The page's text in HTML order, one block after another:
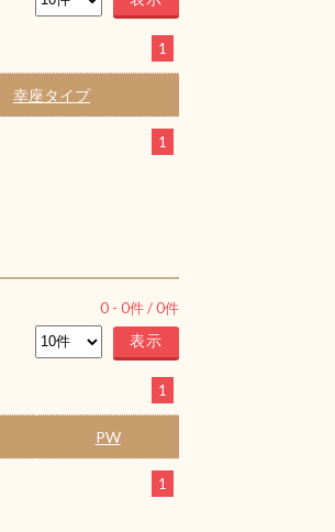
1
幸座タイプ
1
0 - 0件 /0件
1
PW
1